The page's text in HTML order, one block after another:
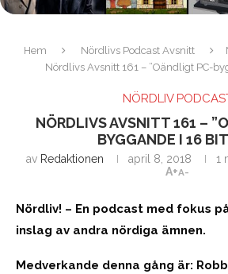
Hem Nördlivs Podcast Avsnitt
Nördlivs Avsnitt 161 – ”Oändligt PC-
NÖRDLIV
NÖRDLIVS AVSNITT 161 –
BYGGANDE I 16
av Redaktionen april 8, 2018
1
A+A-
Nördliv! – En podcast med fokus
inslag av andra nördiga ämnen.
Medverkande denna gång är: